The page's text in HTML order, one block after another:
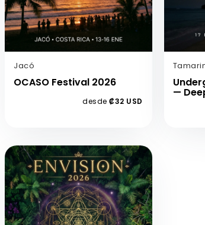
Jacó
OCASO Festival 2026
desde ₡32 USD
—